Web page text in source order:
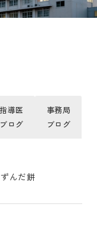
指導医
ブログ
事務局
ブログ
んだ餅